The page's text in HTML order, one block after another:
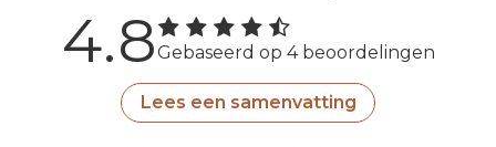
4.8Gebaseerd op 4 beoordelingen
Lees een samenvatting